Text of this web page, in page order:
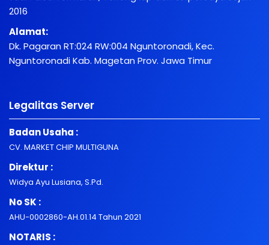
2016
Alamat:
Dk. Pagaran RT:024 RW:004 Nguntoronadi, Kec.
Nguntoronadi Kab. Magetan Prov. Jawa Timur
Legalitas Server
Badan Usaha :
CV. MARKET CHIP MULTIGUNA
Direktur :
Widya Ayu Lusiana, S.Pd.
No SK :
AHU-0002860-AH.01.14 Tahun 2021
NOTARIS :